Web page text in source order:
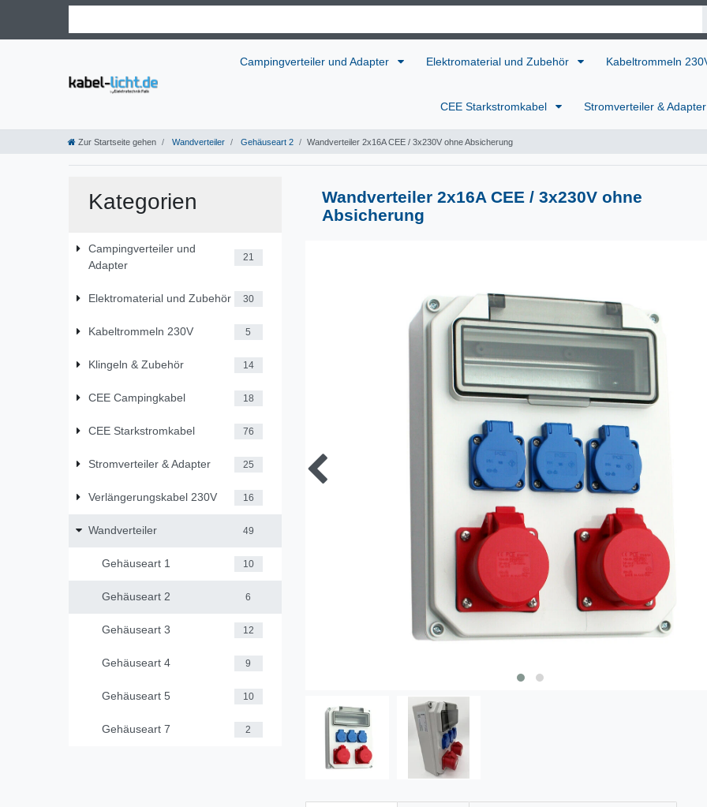
Campingverteiler und Adapter Elektromaterial und Zubehör Kabeltrommeln
CEE Starkstromkabel Stromverteiler & Adapter
Zur Startseite gehen Wandverteiler Gehäuseart 2 Wandverteiler 2x16A CEE / 3x230V ohne Absicherung
Kategorien
Campingverteiler und
Adapter
21
Elektromaterial und Zubehör 30
Kabeltrommeln 230V 5
Klingeln & Zubehör 14
CEE Campingkabel 18
CEE Starkstromkabel 76
Stromverteiler & Adapter 25
Verlängerungskabel 230V 16
Wandverteiler 49
Gehäuseart 1 10
Gehäuseart 2 6
Gehäuseart 3 12
Gehäuseart 4 9
Gehäuseart 5 10
Gehäuseart 7 2
Wandverteiler 2x16A CEE / 3x230V ohne
Absicherung